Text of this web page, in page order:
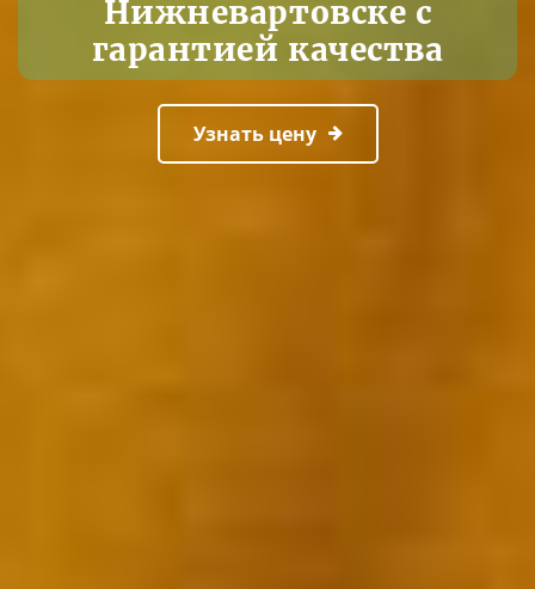
Нижневартовске с
гарантией качества
Узнать цену